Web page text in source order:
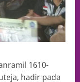
1610-
hadir pada